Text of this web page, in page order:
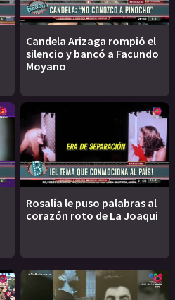
Candela Arizaga rompió el
silencio y bancó a Facundo
Moyano
Rosalía le puso palabras al
corazón roto de La Joaqui